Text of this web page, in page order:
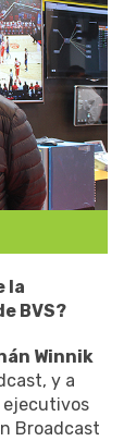
la
BVS?
Winnik
y a
ejecutivos
Broadcast